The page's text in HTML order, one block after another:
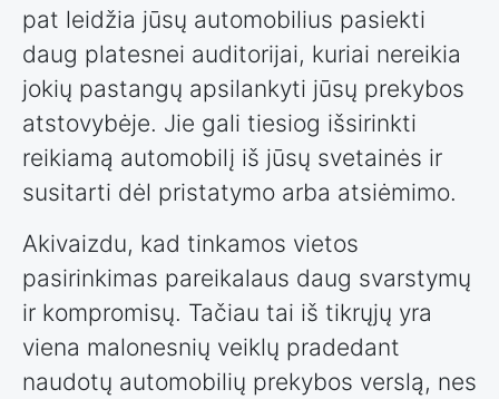
pat leidžia jūsų automobilius pasiekti
daug platesnei auditorijai, kuriai nereikia
jokių pastangų apsilankyti jūsų prekybos
atstovybėje. Jie gali tiesiog išsirinkti
reikiamą automobilį iš jūsų svetainės ir
susitarti dėl pristatymo arba atsiėmimo.
Akivaizdu, kad tinkamos vietos
pasirinkimas pareikalaus daug svarstymų
ir kompromisų. Tačiau tai iš tikrųjų yra
viena malonesnių veiklų pradedant
naudotų automobilių prekybos verslą, nes